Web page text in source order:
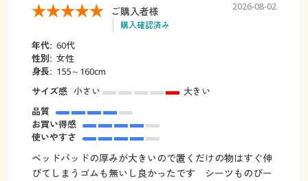
ご購入者様
購入確認済み
2026-08-02
年代: 60代
性別: 女性
身長: 155～160cm
サイズ感 小さい
大きい
品質
お買い得感
使いやすさ
ベッドパッドの厚みが大きいので置くだけの物はすぐ伸
びてしまうゴムも無いし良かったです シーツものびー